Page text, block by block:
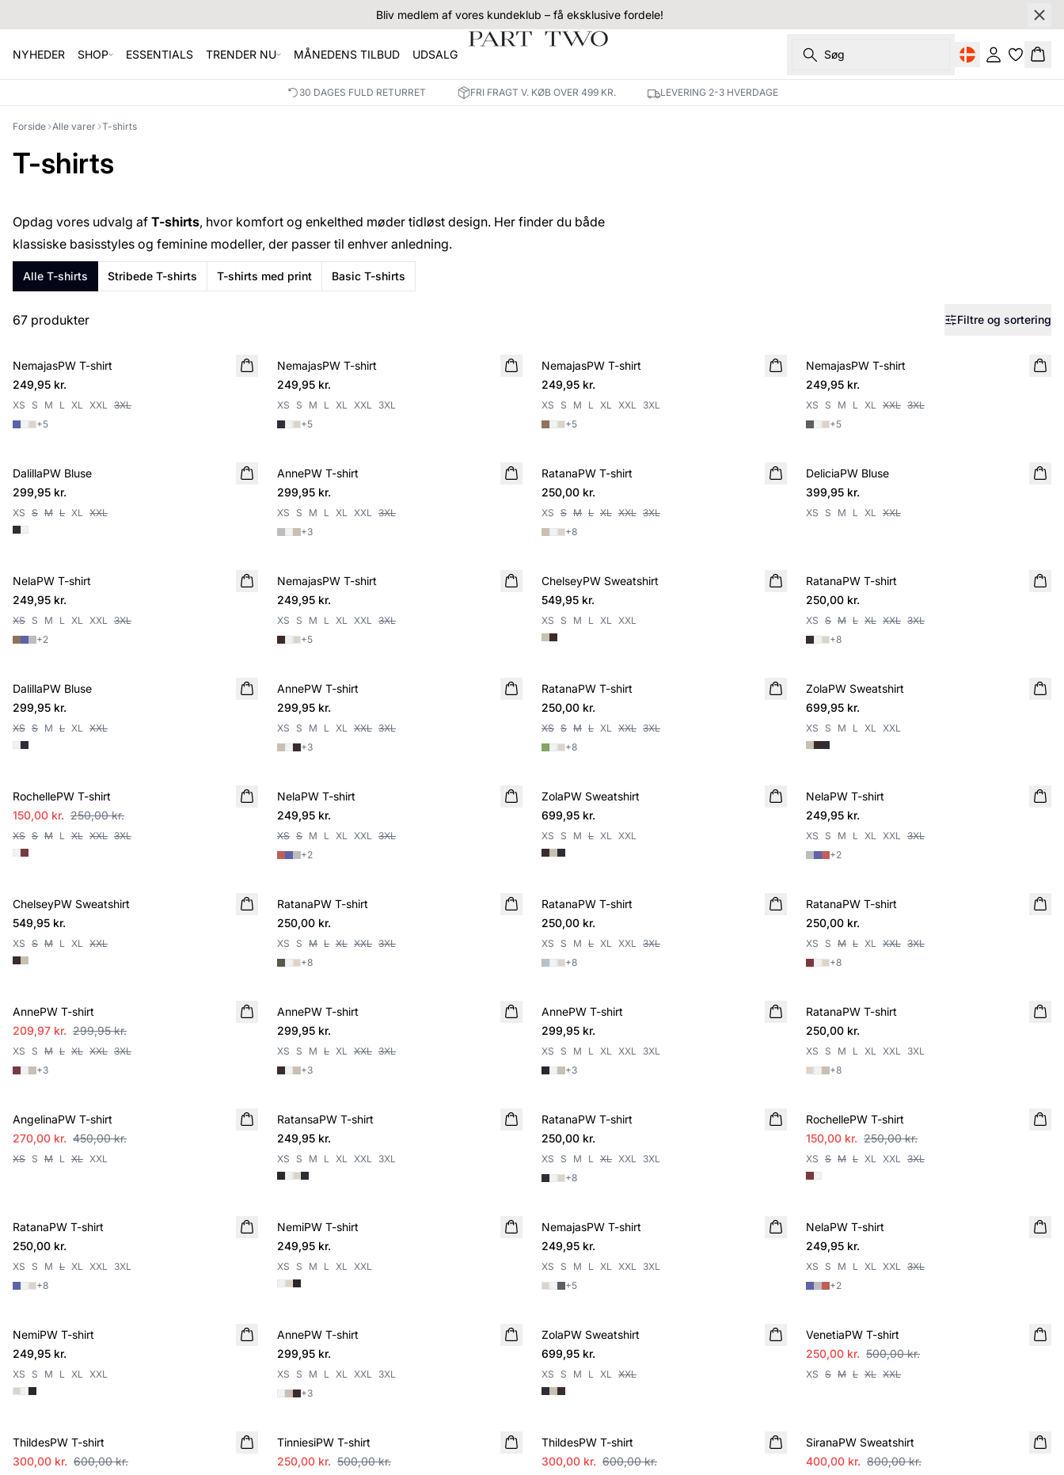
Bliv medlem af vores kundeklub – få eksklusive fordele!
NYHEDER SHOP ESSENTIALS TRENDER NU MÅNEDENS TILBUD UDSALG Søg Log ind Kurv
30 DAGES FULD RETURRET FRI FRAGT V. KØB OVER 499 KR. LEVERING 2-3 HVERDAGE
Forside Alle varer T-shirts
T-shirts
Opdag vores udvalg af T-shirts, hvor komfort og enkelthed møder tidløst design. Her finder du både
klassiske basisstyles og feminine modeller, der passer til enhver anledning.
Alle T-shirts Stribede T-shirts T-shirts med print Basic T-shirts
67 produkter Filtre og sortering
NYHED
NemajasPW T-shirt
249,95 kr.
XS S M L XL XXL 3XL
+5
NYHED
NemajasPW T-shirt
249,95 kr.
XS S M L XL XXL 3XL
+5
NYHED
NemajasPW T-shirt
249,95 kr.
XS S M L XL XXL 3XL
+5
NYHED
NemajasPW T-shirt
249,95 kr.
XS S M L XL XXL 3XL
+5
NYHED
DalillaPW Bluse
299,95 kr.
XS S M L XL XXL
NYHED
AnnePW T-shirt
299,95 kr.
XS S M L XL XXL 3XL
+3
NYHED
RatanaPW T-shirt
250,00 kr.
XS S M L XL XXL 3XL
+8
NYHED
DeliciaPW Bluse
399,95 kr.
XS S M L XL XXL
NYHED
NelaPW T-shirt
249,95 kr.
XS S M L XL XXL 3XL
+2
NYHED
NemajasPW T-shirt
249,95 kr.
XS S M L XL XXL 3XL
+5
NYHED
ChelseyPW Sweatshirt
549,95 kr.
XS S M L XL XXL
NYHED
RatanaPW T-shirt
250,00 kr.
XS S M L XL XXL 3XL
+8
NYHED
DalillaPW Bluse
299,95 kr.
XS S M L XL XXL
NYHED
AnnePW T-shirt
299,95 kr.
XS S M L XL XXL 3XL
+3
NYHED
RatanaPW T-shirt
250,00 kr.
XS S M L XL XXL 3XL
+8
NYHED
ZolaPW Sweatshirt
699,95 kr.
XS S M L XL XXL
RochellePW T-shirt
150,00 kr. 250,00 kr.
XS S M L XL XXL 3XL
NYHED
NelaPW T-shirt
249,95 kr.
XS S M L XL XXL 3XL
+2
NYHED
ZolaPW Sweatshirt
699,95 kr.
XS S M L XL XXL
NYHED
NelaPW T-shirt
249,95 kr.
XS S M L XL XXL 3XL
+2
NYHED
ChelseyPW Sweatshirt
549,95 kr.
XS S M L XL XXL
NYHED
RatanaPW T-shirt
250,00 kr.
XS S M L XL XXL 3XL
+8
NYHED
RatanaPW T-shirt
250,00 kr.
XS S M L XL XXL 3XL
+8
NYHED
RatanaPW T-shirt
250,00 kr.
XS S M L XL XXL 3XL
+8
AnnePW T-shirt
209,97 kr. 299,95 kr.
XS S M L XL XXL 3XL
+3
NYHED
AnnePW T-shirt
299,95 kr.
XS S M L XL XXL 3XL
+3
AnnePW T-shirt
299,95 kr.
XS S M L XL XXL 3XL
+3
RatanaPW T-shirt
250,00 kr.
XS S M L XL XXL 3XL
+8
AngelinaPW T-shirt
270,00 kr. 450,00 kr.
XS S M L XL XXL
RatansaPW T-shirt
249,95 kr.
XS S M L XL XXL 3XL
RatanaPW T-shirt
250,00 kr.
XS S M L XL XXL 3XL
+8
RochellePW T-shirt
150,00 kr. 250,00 kr.
XS S M L XL XXL 3XL
RatanaPW T-shirt
250,00 kr.
XS S M L XL XXL 3XL
+8
NemiPW T-shirt
249,95 kr.
XS S M L XL XXL
NemajasPW T-shirt
249,95 kr.
XS S M L XL XXL 3XL
+5
NelaPW T-shirt
249,95 kr.
XS S M L XL XXL 3XL
+2
NemiPW T-shirt
249,95 kr.
XS S M L XL XXL
NYHED
AnnePW T-shirt
299,95 kr.
XS S M L XL XXL 3XL
+3
NYHED
ZolaPW Sweatshirt
699,95 kr.
XS S M L XL XXL
VenetiaPW T-shirt
250,00 kr. 500,00 kr.
XS S M L XL XXL
ThildesPW T-shirt
300,00 kr. 600,00 kr.
TinniesiPW T-shirt
250,00 kr. 500,00 kr.
ThildesPW T-shirt
300,00 kr. 600,00 kr.
SiranaPW Sweatshirt
400,00 kr. 800,00 kr.